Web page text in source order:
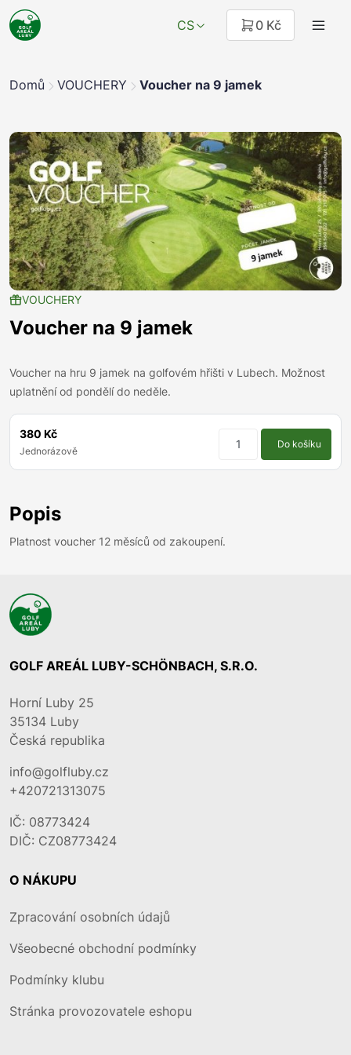
CS 0 Kč
Domů VOUCHERY Voucher na 9 jamek
VOUCHERY
Voucher na 9 jamek
Voucher na hru 9 jamek na golfovém hřišti v Lubech. Možnost
uplatnění od pondělí do neděle.
380 Kč
Jednorázově
Do košíku
Popis
Platnost voucher 12 měsíců od zakoupení.
GOLF AREÁL LUBY-SCHÖNBACH, S.R.O.
Horní Luby 25
35134 Luby
Česká republika
info@golfluby.cz
+420721313075
IČ: 08773424
DIČ: CZ08773424
O NÁKUPU
Zpracování osobních údajů
Všeobecné obchodní podmínky
Podmínky klubu
Stránka provozovatele eshopu